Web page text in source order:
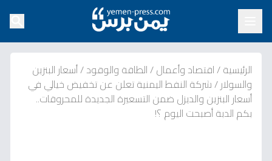
الرئيسية/اقتصاد وأعمال/الطاقة والوقود/أسعار البنزين
والسولار /شركة النفط اليمنية تعلن عن تخفيض خيالي في
أسعار البنزين والديزل ضمن التسعيرة الجديدة للمحروقات..
بكم الدبة أصبحت اليوم ؟!